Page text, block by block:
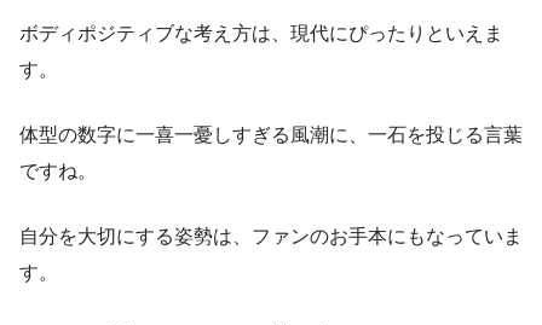
ボディポジティブな考え方は、現代にぴったりといえま
す。
体型の数字に一喜一憂しすぎる風潮に、一石を投じる言葉
ですね。
自分を大切にする姿勢は、ファンのお手本にもなっていま
す。